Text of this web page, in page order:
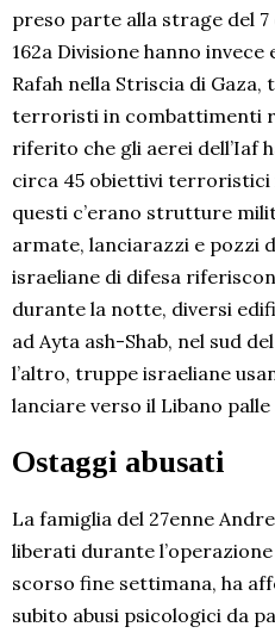
preso parte alla strage del
162a Divisione hanno
Rafah nella Striscia di
terroristi in combattimenti
riferito che gli aerei dell’Iaf
circa 45 obiettivi terroristici
questi c’erano strutture
armate, lanciarazzi e pozzi
israeliane di difesa
durante la notte, diversi
ad Ayta ash-Shab, nel sud
l’altro, truppe israeliane
lanciare verso il Libano
Ostaggi abusati
La famiglia del 27enne
liberati durante
scorso fine settimana, ha
subito abusi psicologici da